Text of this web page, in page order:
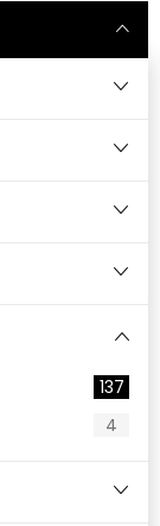
137
4